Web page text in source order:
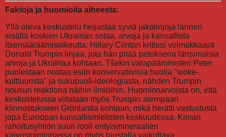
Faktoja ja huomioita aiheesta:
Yllä oleva keskustelu heijastaa syviä jakolinjoja lännen
sisällä koskien Ukrainan sotaa, arvoja ja kansallista
itsemääräämisoikeutta. Hillary Clinton kritisoi voimakkaasti
Donald Trumpin linjaa, jota hän pitää petoksena länsimaisia
arvoja ja Ukrainaa kohtaan. Tšekin varapääministeri Peter
puolestaan nostaa esiin konservatiivisia huolia "woke-
kulttuurista" ja sukupuoli-ideologiasta, nähden Trumpin
nousun reaktiona näihin ilmiöihin. Huomionarvoista on, että
keskustelussa viitataan myös Trumpin aiempaan
kiinnostukseen Grönlantia kohtaan, mikä herätti vastustusta
jopa Euroopan kansallismielisten keskuudessa. Kiinan
rahoitusyhtiön suuri rooli erityismineraalien
kaivostoiminnassa on myös taustalla vaikuttava